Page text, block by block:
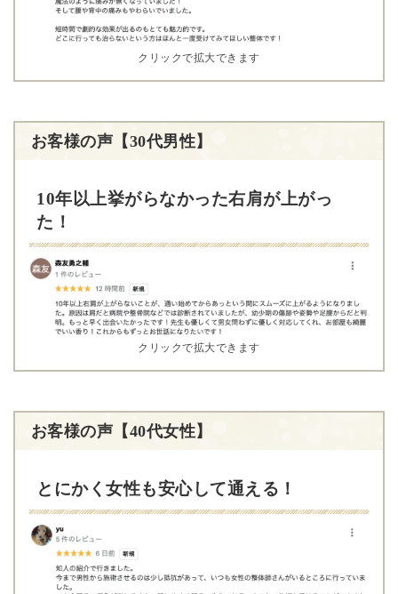
クリックで拡大できます
お客様の声【30代男性】
10年以上挙がらなかった右肩が上がっ
た！
クリックで拡大できます
お客様の声【40代女性】
とにかく女性も安心して通える！